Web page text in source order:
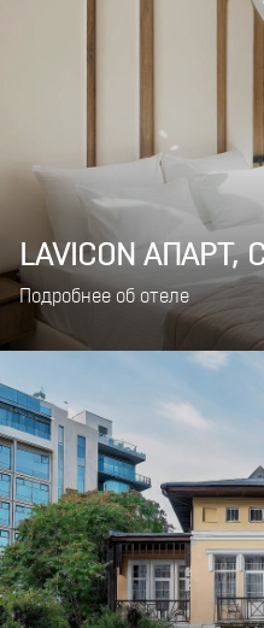
LAVICON АПАРТ,
Подробнее об отеле